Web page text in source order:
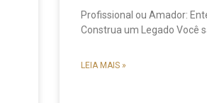
Profissional ou Amador:
Construa um Legado Você
LEIA MAIS »